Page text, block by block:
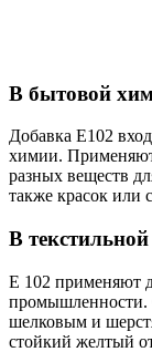
В бытовой
Добавка Е102
химии.
разных веществ
также красок или
В
Е 102 применяют
промышленности.
шелковым и
стойкий желтый